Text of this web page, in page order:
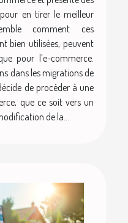
en tirer le meilleur
comment ces
bien utilisées, peuvent
pour l’e-commerce.
dans les migrations de
de procéder à une
que ce soit vers un
de la...